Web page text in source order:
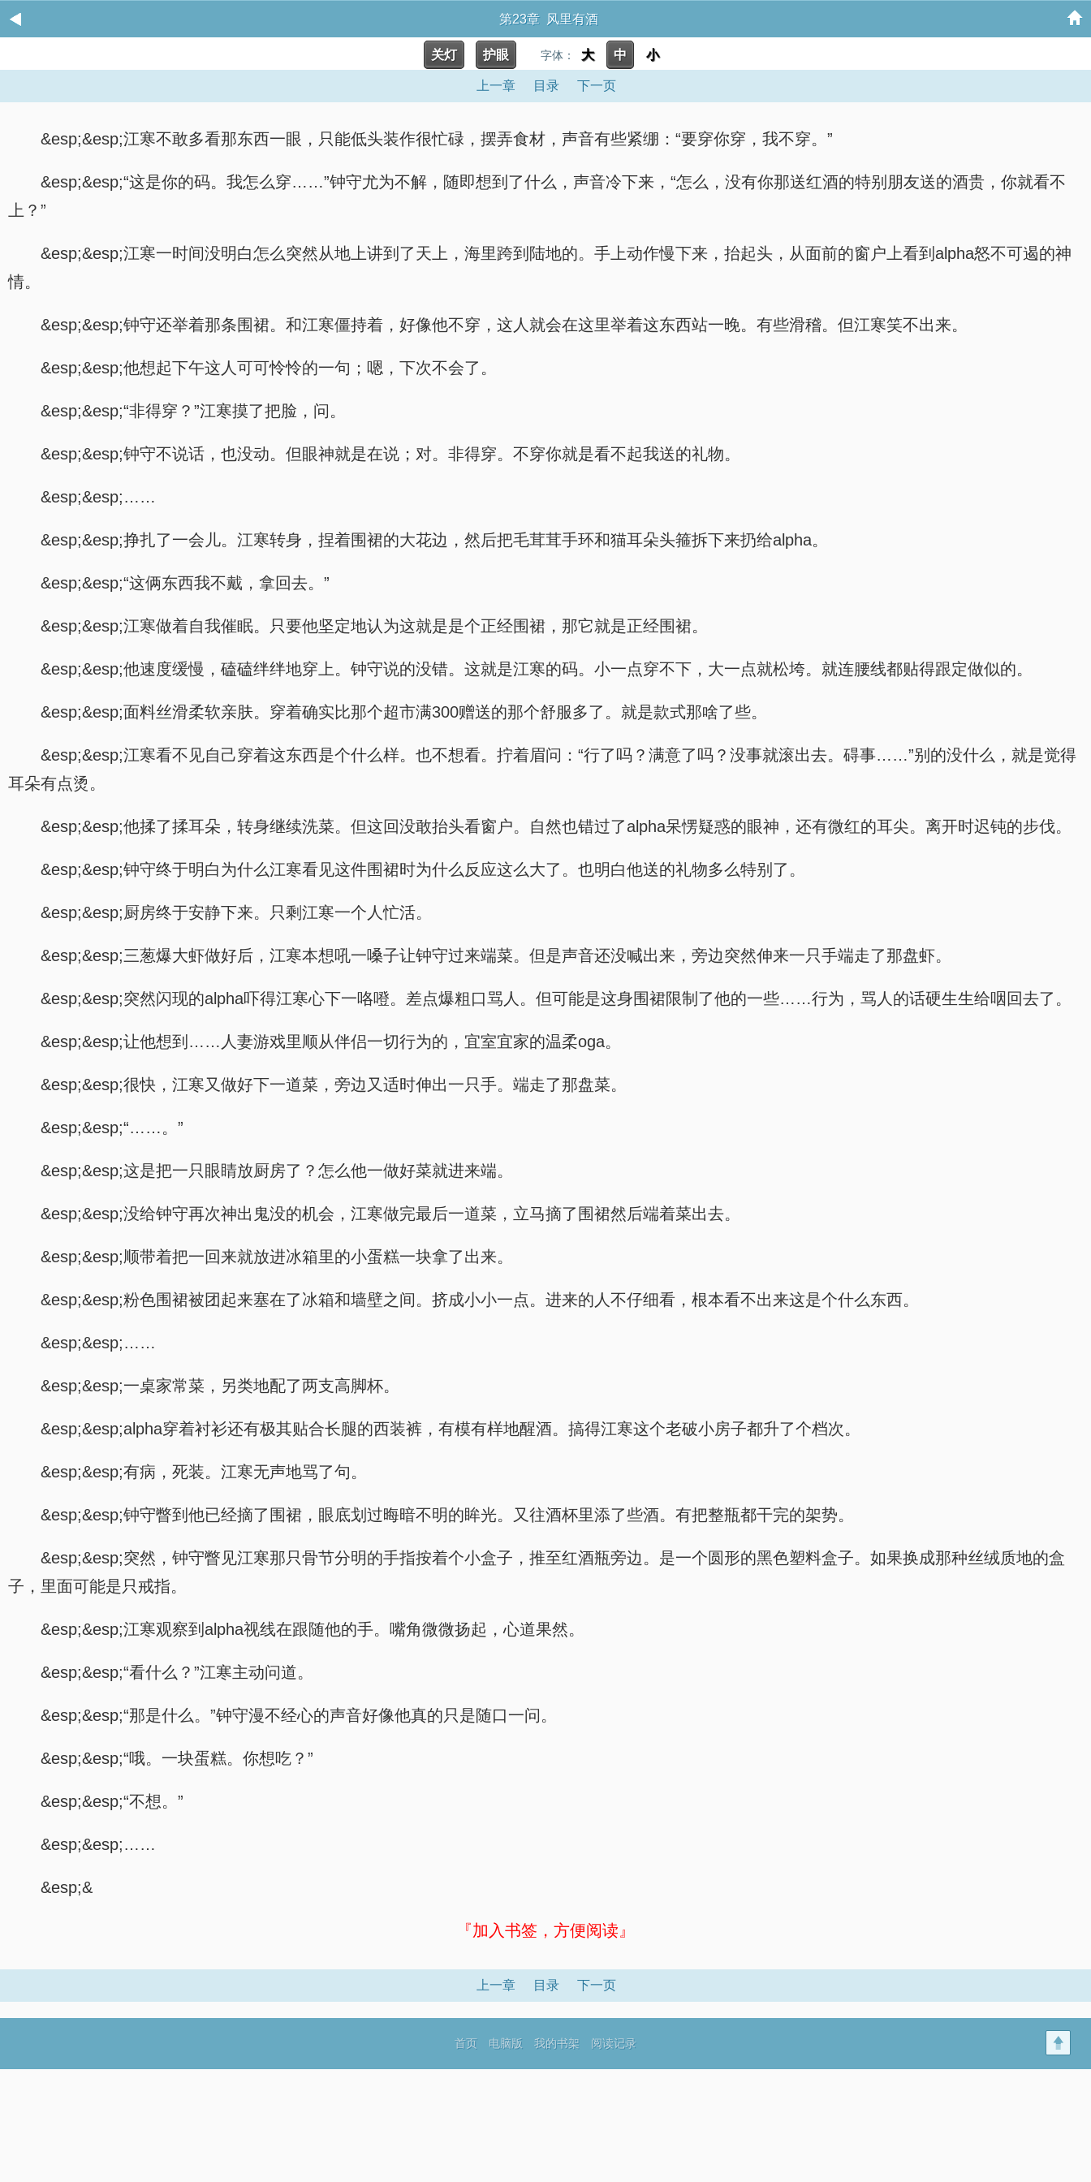
第23章 风里有酒
关灯 护眼 字体： 大 中 小
上一章 目录 下一页
&esp;&esp;江寒不敢多看那东西一眼，只能低头装作很忙碌，摆弄食材，声音有些紧绷：“要穿你穿，我不穿。”
&esp;&esp;“这是你的码。我怎么穿……”钟守尤为不解，随即想到了什么，声音冷下来，“怎么，没有你那送红酒的特别朋友送的酒贵，你就看不
上？”
&esp;&esp;江寒一时间没明白怎么突然从地上讲到了天上，海里跨到陆地的。手上动作慢下来，抬起头，从面前的窗户上看到alpha怒不可遏的神
情。
&esp;&esp;钟守还举着那条围裙。和江寒僵持着，好像他不穿，这人就会在这里举着这东西站一晚。有些滑稽。但江寒笑不出来。
&esp;&esp;他想起下午这人可可怜怜的一句；嗯，下次不会了。
&esp;&esp;“非得穿？”江寒摸了把脸，问。
&esp;&esp;钟守不说话，也没动。但眼神就是在说；对。非得穿。不穿你就是看不起我送的礼物。
&esp;&esp;……
&esp;&esp;挣扎了一会儿。江寒转身，捏着围裙的大花边，然后把毛茸茸手环和猫耳朵头箍拆下来扔给alpha。
&esp;&esp;“这俩东西我不戴，拿回去。”
&esp;&esp;江寒做着自我催眠。只要他坚定地认为这就是是个正经围裙，那它就是正经围裙。
&esp;&esp;他速度缓慢，磕磕绊绊地穿上。钟守说的没错。这就是江寒的码。小一点穿不下，大一点就松垮。就连腰线都贴得跟定做似的。
&esp;&esp;面料丝滑柔软亲肤。穿着确实比那个超市满300赠送的那个舒服多了。就是款式那啥了些。
&esp;&esp;江寒看不见自己穿着这东西是个什么样。也不想看。拧着眉问：“行了吗？满意了吗？没事就滚出去。碍事……”别的没什么，就是觉得
耳朵有点烫。
&esp;&esp;他揉了揉耳朵，转身继续洗菜。但这回没敢抬头看窗户。自然也错过了alpha呆愣疑惑的眼神，还有微红的耳尖。离开时迟钝的步伐。
&esp;&esp;钟守终于明白为什么江寒看见这件围裙时为什么反应这么大了。也明白他送的礼物多么特别了。
&esp;&esp;厨房终于安静下来。只剩江寒一个人忙活。
&esp;&esp;三葱爆大虾做好后，江寒本想吼一嗓子让钟守过来端菜。但是声音还没喊出来，旁边突然伸来一只手端走了那盘虾。
&esp;&esp;突然闪现的alpha吓得江寒心下一咯噔。差点爆粗口骂人。但可能是这身围裙限制了他的一些……行为，骂人的话硬生生给咽回去了。
&esp;&esp;让他想到……人妻游戏里顺从伴侣一切行为的，宜室宜家的温柔oga。
&esp;&esp;很快，江寒又做好下一道菜，旁边又适时伸出一只手。端走了那盘菜。
&esp;&esp;“……。”
&esp;&esp;这是把一只眼睛放厨房了？怎么他一做好菜就进来端。
&esp;&esp;没给钟守再次神出鬼没的机会，江寒做完最后一道菜，立马摘了围裙然后端着菜出去。
&esp;&esp;顺带着把一回来就放进冰箱里的小蛋糕一块拿了出来。
&esp;&esp;粉色围裙被团起来塞在了冰箱和墙壁之间。挤成小小一点。进来的人不仔细看，根本看不出来这是个什么东西。
&esp;&esp;……
&esp;&esp;一桌家常菜，另类地配了两支高脚杯。
&esp;&esp;alpha穿着衬衫还有极其贴合长腿的西装裤，有模有样地醒酒。搞得江寒这个老破小房子都升了个档次。
&esp;&esp;有病，死装。江寒无声地骂了句。
&esp;&esp;钟守瞥到他已经摘了围裙，眼底划过晦暗不明的眸光。又往酒杯里添了些酒。有把整瓶都干完的架势。
&esp;&esp;突然，钟守瞥见江寒那只骨节分明的手指按着个小盒子，推至红酒瓶旁边。是一个圆形的黑色塑料盒子。如果换成那种丝绒质地的盒
子，里面可能是只戒指。
&esp;&esp;江寒观察到alpha视线在跟随他的手。嘴角微微扬起，心道果然。
&esp;&esp;“看什么？”江寒主动问道。
&esp;&esp;“那是什么。”钟守漫不经心的声音好像他真的只是随口一问。
&esp;&esp;“哦。一块蛋糕。你想吃？”
&esp;&esp;“不想。”
&esp;&esp;……
&esp;&
『加入书签，方便阅读』
上一章 目录 下一页
首页 电脑版 我的书架 阅读记录